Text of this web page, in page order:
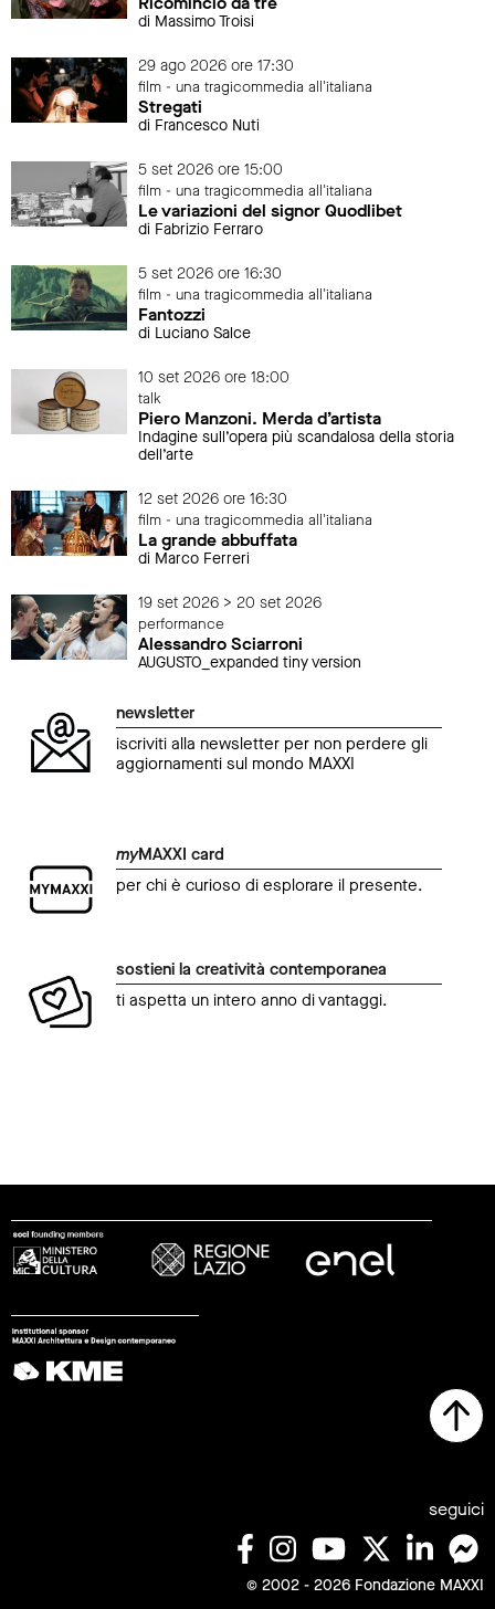
di Massimo Troisi
29 ago 2026 ore 17:30
film - una tragicommedia all'italiana
Stregati
di Francesco Nuti
5 set 2026 ore 15:00
film - una tragicommedia all'italiana
Le variazioni del signor Quodlibet
di Fabrizio Ferraro
5 set 2026 ore 16:30
film - una tragicommedia all'italiana
Fantozzi
di Luciano Salce
10 set 2026 ore 18:00
talk
Piero Manzoni. Merda d’artista
Indagine sull’opera più scandalosa della storia
dell’arte
12 set 2026 ore 16:30
film - una tragicommedia all'italiana
La grande abbuffata
di Marco Ferreri
19 set 2026 > 20 set 2026
performance
Alessandro Sciarroni
AUGUSTO_expanded tiny version
newsletter
iscriviti alla newsletter per non perdere gli
aggiornamenti sul mondo MAXXI
myMAXXI card
per chi è curioso di esplorare il presente.
sostieni la creatività contemporanea
ti aspetta un intero anno di vantaggi.
seguici
© 2002 - 2026 Fondazione MAXXI